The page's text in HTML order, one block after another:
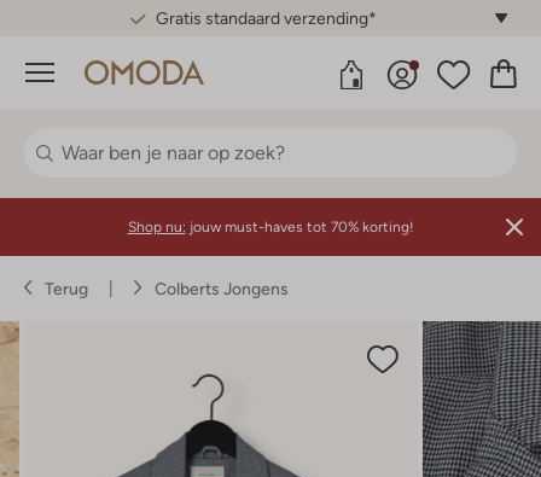
Gratis standaard verzending*
Menu
Shop nu: jouw must-haves tot 70% korting!
Terug Colberts Jongens